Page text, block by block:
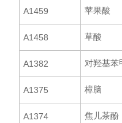
A1459 苹果酸
A1458 草酸
A1382 对羟基苯
A1375 樟脑
A1374 焦儿茶酚